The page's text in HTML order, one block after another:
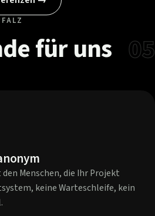
füruns 05
Menschen, die Ihr Projekt
keine Warteschleife, kein